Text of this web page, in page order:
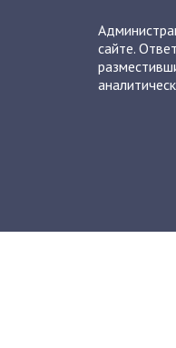
сайте.